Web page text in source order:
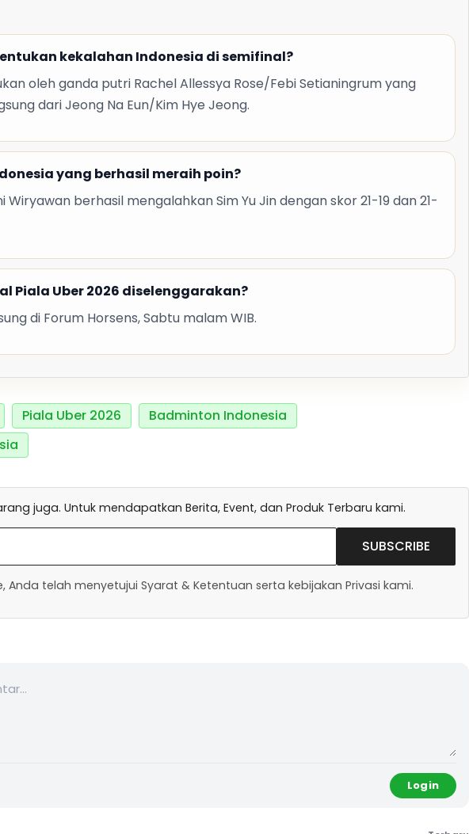
kekalahan Indonesia di semifinal?
oleh ganda putri Rachel Allessya Rose/Febi Setianingrum yang
dari Jeong Na Eun/Kim Hye Jeong.
yang berhasil meraih poin?
Wiryawan berhasil mengalahkan Sim Yu Jin dengan skor 21-19 dan 21-
Piala Uber 2026 diselenggarakan?
di Forum Horsens, Sabtu malam WIB.
Piala Uber 2026
Badminton Indonesia
juga. Untuk mendapatkan Berita, Event, dan Produk Terbaru kami.
SUBSCRIBE
Anda telah menyetujui Syarat & Ketentuan serta kebijakan Privasi kami.
Login